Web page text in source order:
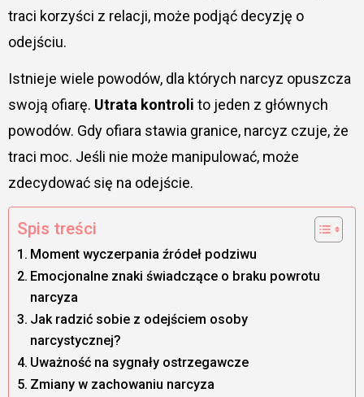
traci korzyści z relacji, może podjąć decyzję o
odejściu.
Istnieje wiele powodów, dla których narcyz opuszcza
swoją ofiarę. Utrata kontroli to jeden z głównych
powodów. Gdy ofiara stawia granice, narcyz czuje, że
traci moc. Jeśli nie może manipulować, może
zdecydować się na odejście.
Spis treści
Moment wyczerpania źródeł podziwu
Emocjonalne znaki świadczące o braku powrotu
narcyza
Jak radzić sobie z odejściem osoby
narcystycznej?
Uważność na sygnały ostrzegawcze
Zmiany w zachowaniu narcyza